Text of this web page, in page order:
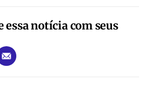
notícia com seus